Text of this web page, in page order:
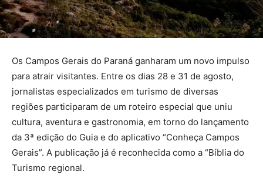
Os Campos Gerais do Paraná ganharam um novo impulso
para atrair visitantes. Entre os dias 28 e 31 de agosto,
jornalistas especializados em turismo de diversas
regiões participaram de um roteiro especial que uniu
cultura, aventura e gastronomia, em torno do lançamento
da 3ª edição do Guia e do aplicativo “Conheça Campos
Gerais”. A publicação já é reconhecida como a “Bíblia do
Turismo regional.